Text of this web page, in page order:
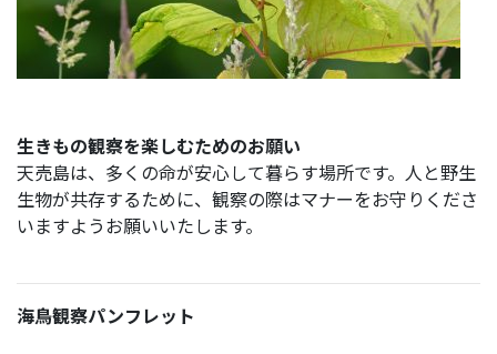
生きもの観察を楽しむためのお願い
天売島は、多くの命が安心して暮らす場所です。人と野生
生物が共存するために、観察の際はマナーをお守りくださ
いますようお願いいたします。
海鳥観察パンフレット